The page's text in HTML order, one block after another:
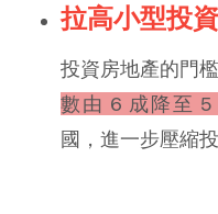
拉高小型投
投資房地產的門檻
數由 6 成降至 5
國，進一步壓縮